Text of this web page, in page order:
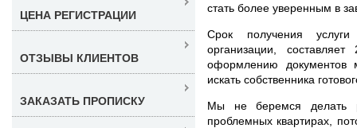
стать более уверенным в
Срок получения
организации,
оформлению
искать собственника
Мы не беремся делать
проблемных квартирах,
ЦЕНА РЕГИСТРАЦИИ
ОТЗЫВЫ КЛИЕНТОВ
ЗАКАЗАТЬ ПРОПИСКУ